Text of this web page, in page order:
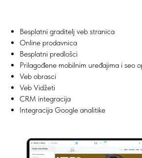
Besplatni graditelj veb stranica
Online prodavnica
Besplatni predlošci
Prilagođene mobilnim uređajima i seo
Veb obrasci
Veb Vidžeti
CRM integracija
Integracija Google analitike